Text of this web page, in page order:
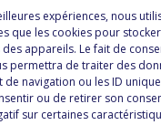
expériences, nous
que les cookies pour
appareils. Le fait de
permettra de traiter des
navigation ou les ID
ou de retirer son
sur certaines
« Entrées précédentes